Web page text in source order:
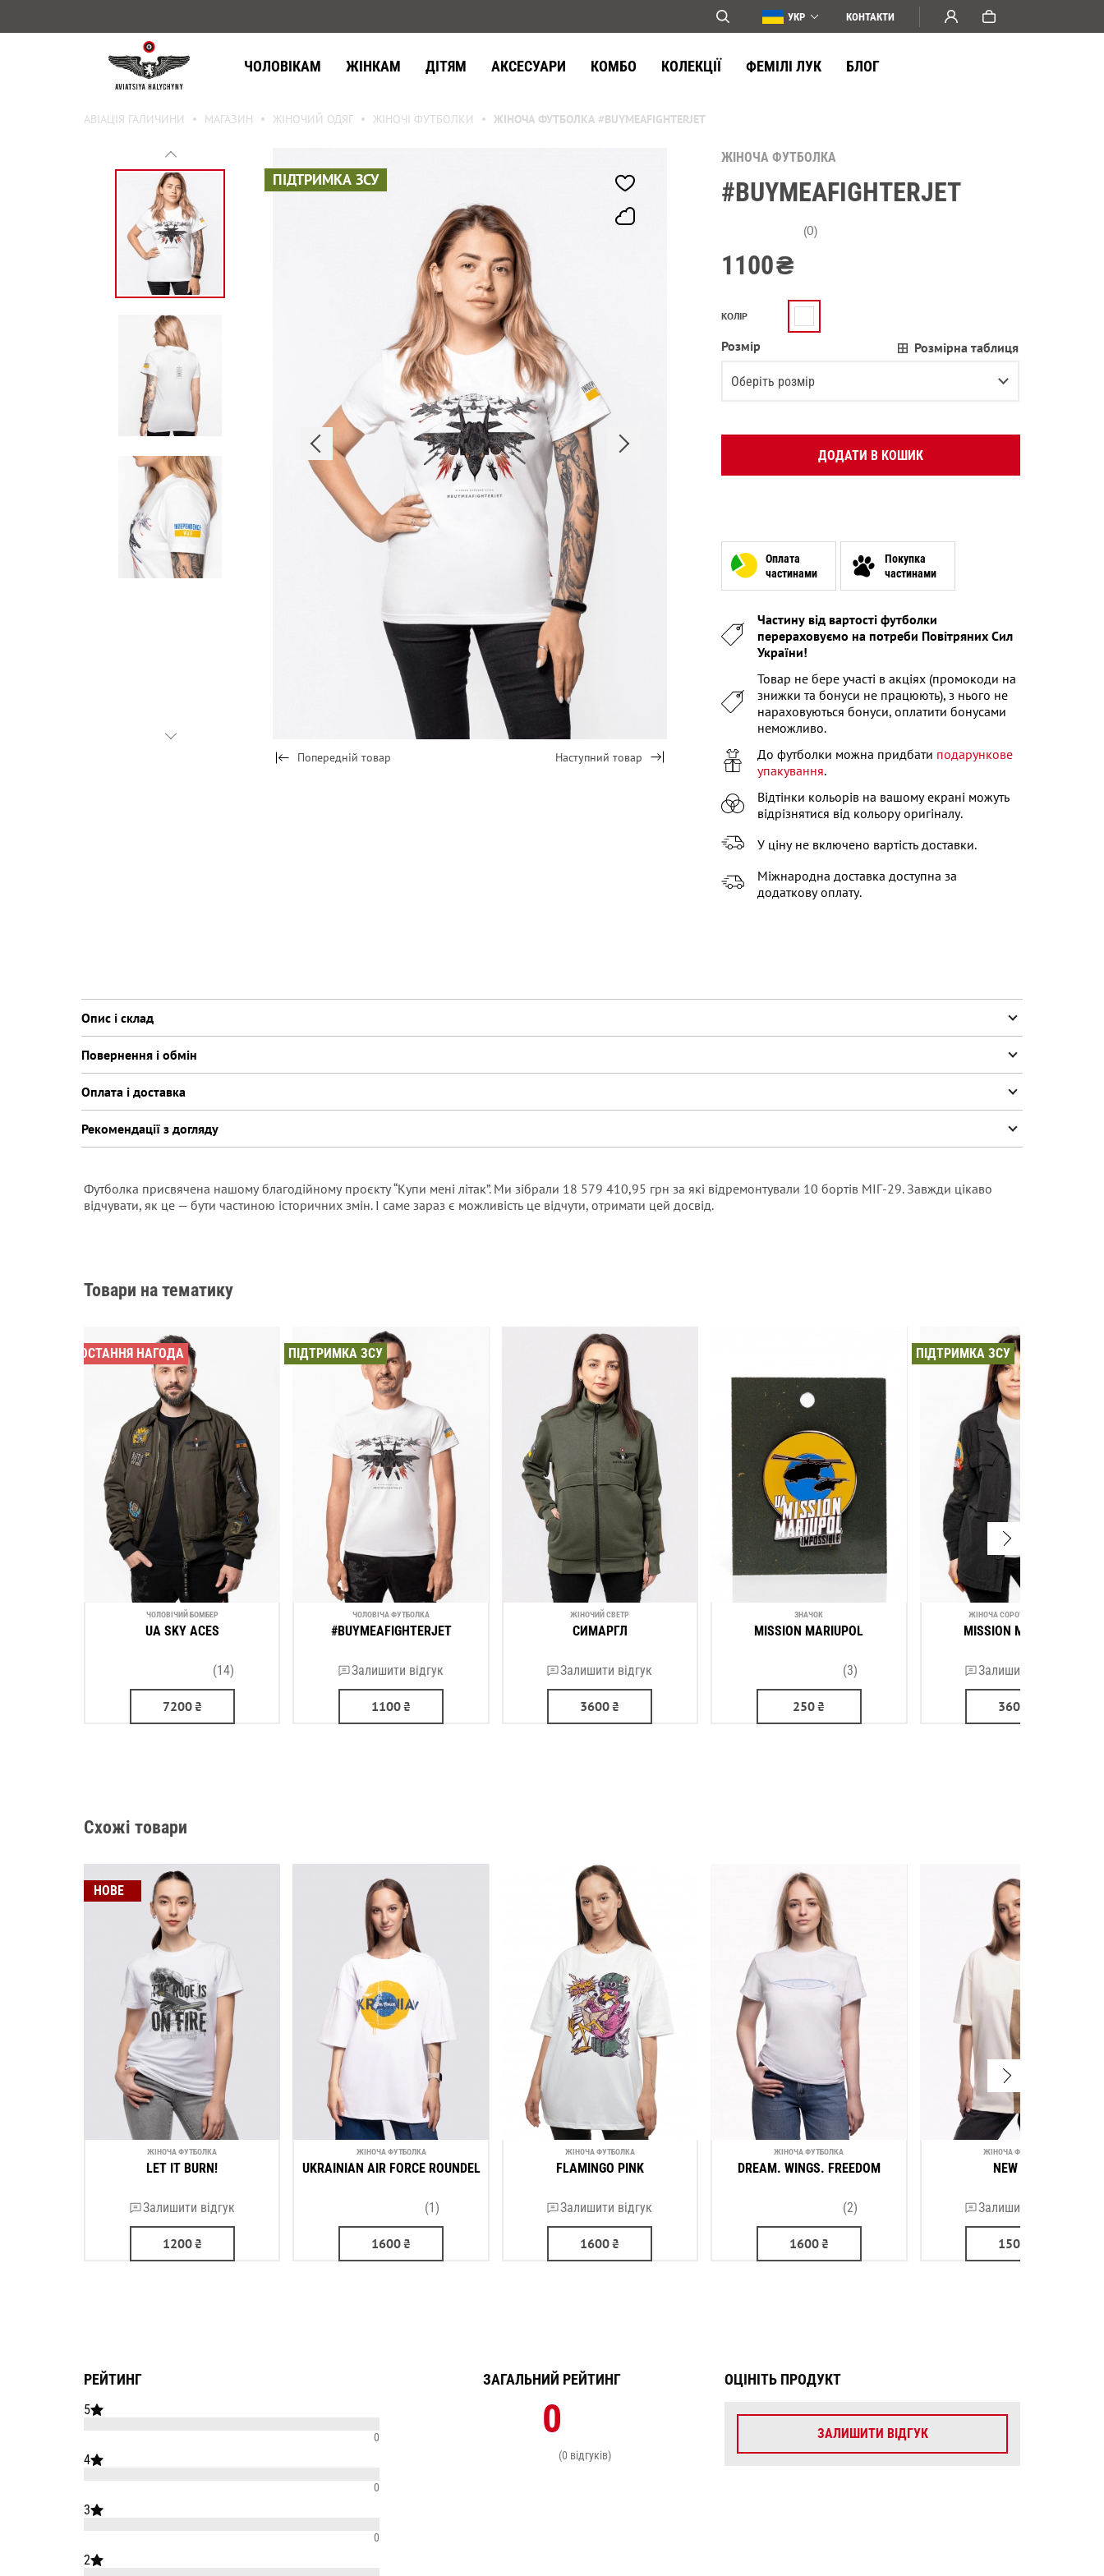
УКР КОНТАКТИ
ЧОЛОВІКАМ ЖІНКАМ ДІТЯМ АКСЕСУАРИ КОМБО КОЛЕКЦІЇ ФЕМІЛІ ЛУК БЛОГ
АВІАЦІЯ ГАЛИЧИНИ МАГАЗИН ЖІНОЧИЙ ОДЯГ ЖІНОЧІ ФУТБОЛКИ ЖІНОЧА ФУТБОЛКА #BUYMEAFIGHTERJET
ПІДТРИМКА ЗСУ
Попередній товар Наступний товар
ЖІНОЧА ФУТБОЛКА
#BUYMEAFIGHTERJET
(0)
1100₴
КОЛІР
Розмір Розмірна таблиця
Оберіть розмір
M
XL
XXL
ДОДАТИ В КОШИК
Оплата
частинами
Покупка
частинами
Частину від вартості футболки
перераховуємо на потреби Повітряних Сил
України!
Товар не бере участі в акціях (промокоди на
знижки та бонуси не працюють), з нього не
нараховуються бонуси, оплатити бонусами
неможливо.
До футболки можна придбати подарункове
упакування.
Відтінки кольорів на вашому екрані можуть
відрізнятися від кольору оригіналу.
У ціну не включено вартість доставки.
Міжнародна доставка доступна за
додаткову оплату.
Опис і склад
Повернення і обмін
Оплата і доставка
Рекомендації з догляду
Футболка присвячена нашому благодійному проєкту “Купи мені літак”. Ми зібрали 18 579 410,95 грн за які відремонтували 10 бортів МІГ-29. Завжди цікаво
відчувати, як це — бути частиною історичних змін. І саме зараз є можливість це відчути, отримати цей досвід.
Товари на тематику
ОСТАННЯ НАГОДА
ЧОЛОВІЧИЙ БОМБЕР
UA SKY ACES
(14)
7200₴
ПІДТРИМКА ЗСУ
ЧОЛОВІЧА ФУТБОЛКА
#BUYMEAFIGHTERJET
Залишити відгук
1100₴
ЖІНОЧИЙ СВЕТР
СИМАРГЛ
Залишити відгук
3600₴
ЗНАЧОК
MISSION MARIUPOL
(3)
250₴
ПІДТРИМКА ЗСУ
ЖІНОЧА СОРОЧКА-ПІДЖАК
MISSION MARIUPOL
Залишити відгук
3600
Схожі товари
НОВЕ
ЖІНОЧА ФУТБОЛКА
LET IT BURN!
Залишити відгук
1200₴
ЖІНОЧА ФУТБОЛКА
UKRAINIAN AIR FORCE ROUNDEL
(1)
1600₴
ЖІНОЧА ФУТБОЛКА
FLAMINGO PINK
Залишити відгук
1600₴
ЖІНОЧА ФУТБОЛКА
DREAM. WINGS. FREEDOM
(2)
1600₴
ЖІНОЧА ФУТБОЛКА
NEW UAF
Залишити відгук
1500
РЕЙТИНГ
5
0
4
0
3
0
2
ЗАГАЛЬНИЙ РЕЙТИНГ
0
(0 відгуків)
ОЦІНІТЬ ПРОДУКТ
ЗАЛИШИТИ ВІДГУК